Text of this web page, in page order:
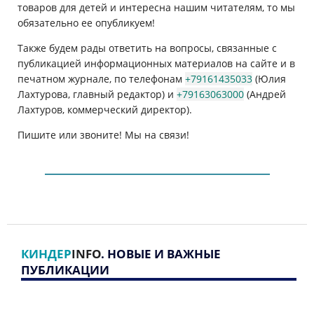
товаров для детей и интересна нашим читателям, то мы
обязательно ее опубликуем!
Также будем рады ответить на вопросы, связанные с
публикацией информационных материалов на сайте и в
печатном журнале, по телефонам +79161435033 (Юлия
Лахтурова, главный редактор) и +79163063000 (Андрей
Лахтуров, коммерческий директор).
Пишите или звоните! Мы на связи!
КИНДЕРINFO. НОВЫЕ И ВАЖНЫЕ
ПУБЛИКАЦИИ